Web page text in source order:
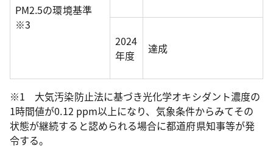
PM2.5の環境基準
※3
2024
年度
達成
※1 大気汚染防止法に基づき光化学オキシダント濃度の
1時間値が0.12 ppm以上になり、気象条件からみてその
状態が継続すると認められる場合に都道府県知事等が発
令する。